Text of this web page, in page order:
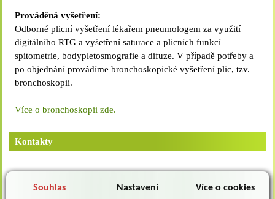
Prováděná vyšetření:
Odborné plicní vyšetření lékařem pneumologem za využití
digitálního RTG a vyšetření saturace a plicních funkcí –
spitometrie, bodypletosmografie a difuze. V případě potřeby a
po objednání provádíme bronchoskopické vyšetření plic, tzv.
bronchoskopii.
Více o bronchoskopii zde.
Kontakty
Pozice Kontakt
Souhlas Nastavení Více o cookies